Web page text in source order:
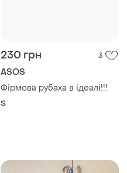
230 грн 3
ASOS
Фірмова рубаха в ідеалі!!!
S